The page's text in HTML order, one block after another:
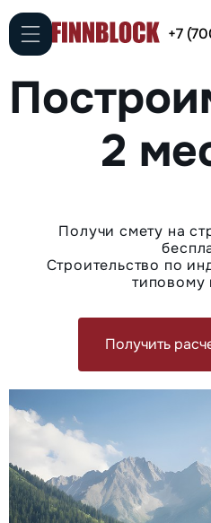
+7
2
Получи смету на
Строительство по
типовому
Получить